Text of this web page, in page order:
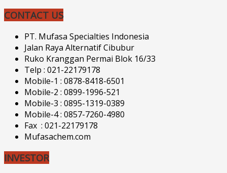
CONTACT US
PT. Mufasa Specialties Indonesia
Jalan Raya Alternatif Cibubur
Ruko Kranggan Permai Blok 16/33
Telp : 021-22179178
Mobile-1 : 0878-8418-6501
Mobile-2 : 0899-1996-521
Mobile-3 : 0895-1319-0389
Mobile-4 : 0857-7260-4980
Fax : 021-22179178
Mufasachem.com
INVESTOR